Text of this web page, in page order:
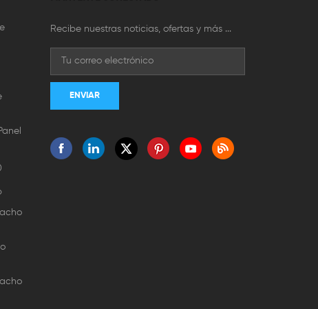
Recibe nuestras noticias, ofertas y más ...